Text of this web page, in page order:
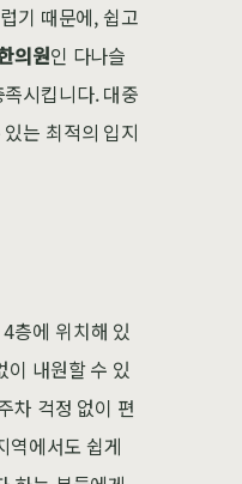
기 때문에, 쉽고
의원인 다나슬
시킵니다. 대중
는 최적의 입지
층에 위치해 있
이 내원할 수 있
차 걱정 없이 편
역에서도 쉽게